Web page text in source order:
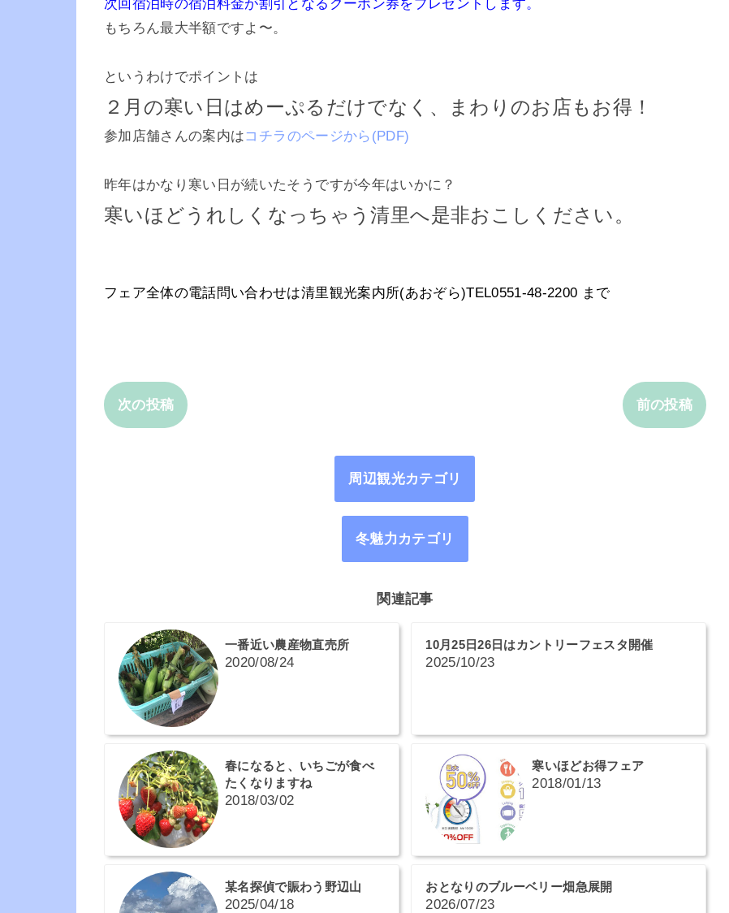
次回宿泊時の宿泊料金が割引となるクーポン券をプレゼントします。
もちろん最大半額ですよ〜。
というわけでポイントは
２月の寒い日はめーぷるだけでなく、まわりのお店もお得！
参加店舗さんの案内はコチラのページから(PDF)
昨年はかなり寒い日が続いたそうですが今年はいかに？
寒いほどうれしくなっちゃう清里へ是非おこしください。
フェア全体の電話問い合わせは清里観光案内所(あおぞら)TEL0551-48-2200 まで
次の投稿 前の投稿
周辺観光カテゴリ
冬魅力カテゴリ
関連記事
一番近い農産物直売所
2020/08/24
10月25日26日はカントリーフェスタ開催
2025/10/23
春になると、いちごが食べ
たくなりますね
2018/03/02
寒いほどお得フェア
2018/01/13
某名探偵で賑わう野辺山
2025/04/18
おとなりのブルーベリー畑急展開
2026/07/23